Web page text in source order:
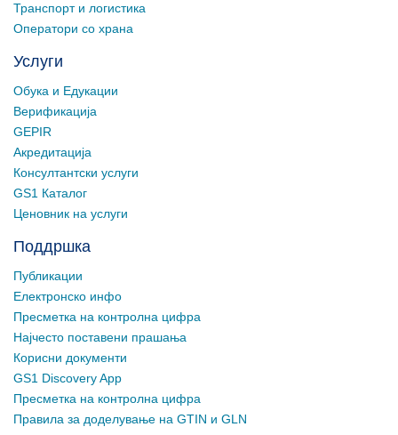
Транспорт и логистика
Оператори со храна
Услуги
Обука и Едукации
Верификација
GEPIR
Акредитација
Консултантски услуги
GS1 Каталог
Ценовник на услуги
Поддршка
Публикации
Електронско инфо
Пресметка на контролна цифра
Најчесто поставени прашања
Корисни документи
GS1 Discovery App
Пресметка на контролна цифра
Правила за доделување на GTIN и GLN